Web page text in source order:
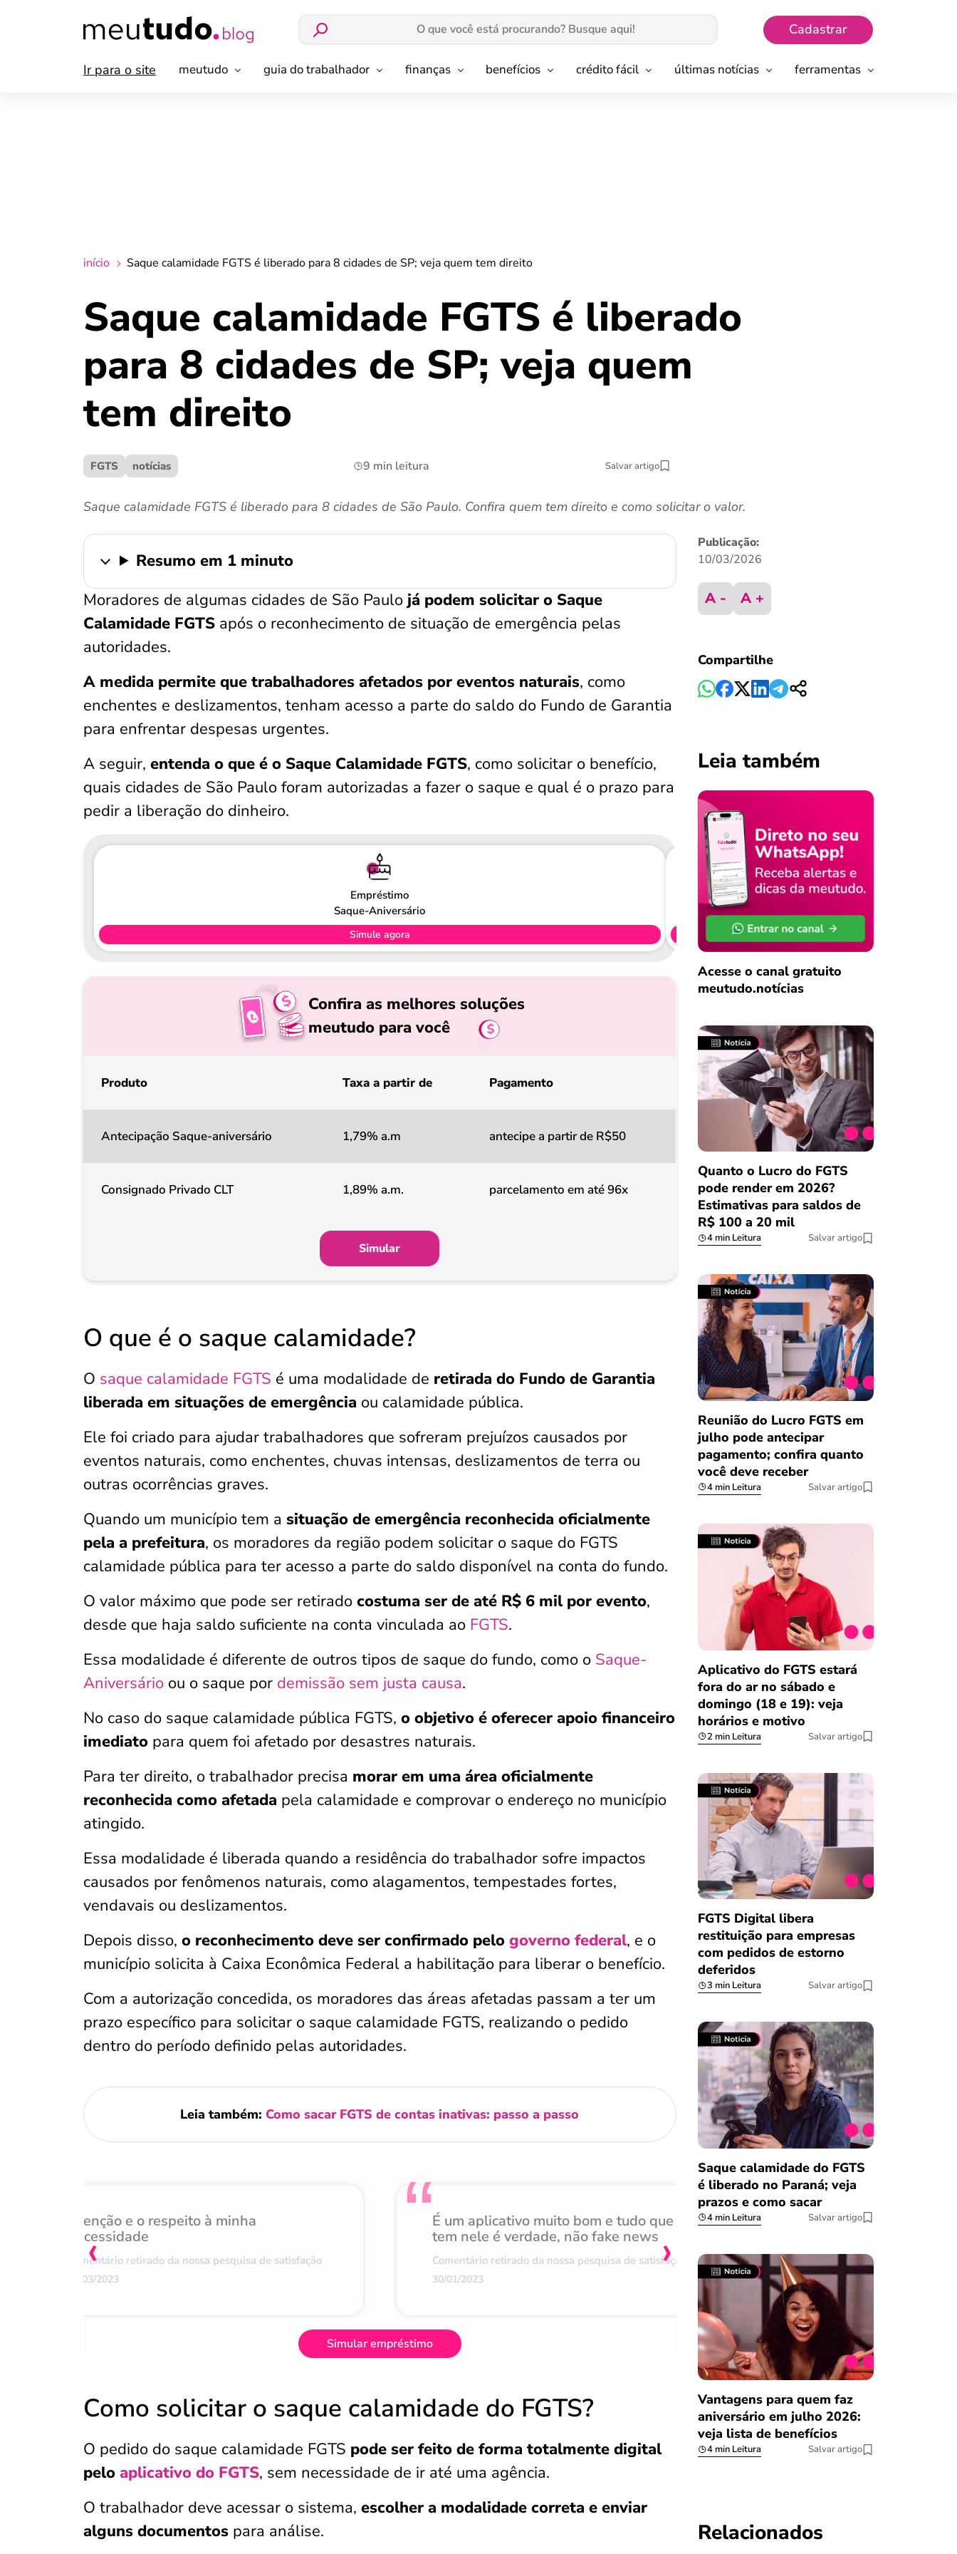
Cadastrar
Ir para o site meutudo guia do trabalhador finanças benefícios crédito fácil últimas notícias ferramentas
início Saque calamidade FGTS é liberado para 8 cidades de SP; veja quem tem direito
Saque calamidade FGTS é liberado
para 8 cidades de SP; veja quem
tem direito
FGTS notícias 9 min leitura Salvar artigo
Saque calamidade FGTS é liberado para 8 cidades de São Paulo. Confira quem tem direito e como solicitar o valor.
Resumo em 1 minuto
Moradores de algumas cidades de São Paulojá podem solicitar o Saque
Calamidade FGTS após o reconhecimento de situação de emergência pelas
autoridades.
A medida permite que trabalhadores afetados por eventos naturais, como
enchentes e deslizamentos, tenham acesso a parte do saldo do Fundo de Garantia
para enfrentar despesas urgentes.
A seguir, entenda o que é o Saque Calamidade FGTS, como solicitar o benefício,
quais cidades de São Paulo foram autorizadas a fazer o saque e qual é o prazo para
pedir a liberação do dinheiro.
Empréstimo
Saque-Aniversário
Simule agora
Confira as melhores soluções
meutudo para você
Produto Taxa a partir de Pagamento
Antecipação Saque-aniversário 1,79% a.m antecipe a partir de R$50
Consignado Privado CLT 1,89% a.m. parcelamento em até 96x
Simular
O que é o saque calamidade?
O saque calamidade FGTS é uma modalidade de retirada do Fundo de Garantia
liberada em situações de emergência ou calamidade pública.
Ele foi criado para ajudar trabalhadores que sofreram prejuízos causados por
eventos naturais, como enchentes, chuvas intensas, deslizamentos de terra ou
outras ocorrências graves.
Quando um município tem a situação de emergência reconhecida oficialmente
pela a prefeitura, os moradores da região podem solicitar o saque do FGTS
calamidade pública para ter acesso a parte do saldo disponível na conta do fundo.
O valor máximo que pode ser retirado costuma ser de até R$ 6 mil por evento,
desde que haja saldo suficiente na conta vinculada ao FGTS.
Essa modalidade é diferente de outros tipos de saque do fundo, como o Saque-
Aniversário ou o saque por demissão sem justa causa.
No caso do saque calamidade pública FGTS, o objetivo é oferecer apoio financeiro
imediato para quem foi afetado por desastres naturais.
Para ter direito, o trabalhador precisa morar em uma área oficialmente
reconhecida como afetada pela calamidade e comprovar o endereço no município
atingido.
Essa modalidade é liberada quando a residência do trabalhador sofre impactos
causados por fenômenos naturais, como alagamentos, tempestades fortes,
vendavais ou deslizamentos.
Depois disso, o reconhecimento deve ser confirmado pelo governo federal, e o
município solicita à Caixa Econômica Federal a habilitação para liberar o benefício.
Com a autorização concedida, os moradores das áreas afetadas passam a ter um
prazo específico para solicitar o saque calamidade FGTS, realizando o pedido
dentro do período definido pelas autoridades.
Leia também: Como sacar FGTS de contas inativas: passo a passo
Atenção e o respeito à minha
necessidade
Comentário retirado da nossa pesquisa de satisfação
07/03/2023
É um aplicativo muito bom e tudo que
tem nele é verdade, não fake news
Comentário retirado da nossa pesquisa de satisfação
30/01/2023
Achei muito rápido,
Comentário retirado da nossa
08/03/2023
‹ ›
Simular empréstimo
Como solicitar o saque calamidade do FGTS?
O pedido do saque calamidade FGTS pode ser feito de forma totalmente digital
pelo aplicativo do FGTS, sem necessidade de ir até uma agência.
O trabalhador deve acessar o sistema, escolher a modalidade correta e enviar
alguns documentos para análise.
Publicação:
10/03/2026
A - A +
Compartilhe
Leia também
Acesse o canal gratuito
meutudo.notícias
Quanto o Lucro do FGTS
pode render em 2026?
Estimativas para saldos de
R$ 100 a 20 mil
4 min Leitura Salvar artigo
Reunião do Lucro FGTS em
julho pode antecipar
pagamento; confira quanto
você deve receber
4 min Leitura Salvar artigo
Aplicativo do FGTS estará
fora do ar no sábado e
domingo (18 e 19): veja
horários e motivo
2 min Leitura Salvar artigo
FGTS Digital libera
restituição para empresas
com pedidos de estorno
deferidos
3 min Leitura Salvar artigo
Saque calamidade do FGTS
é liberado no Paraná; veja
prazos e como sacar
4 min Leitura Salvar artigo
Vantagens para quem faz
aniversário em julho 2026:
veja lista de benefícios
4 min Leitura Salvar artigo
Relacionados